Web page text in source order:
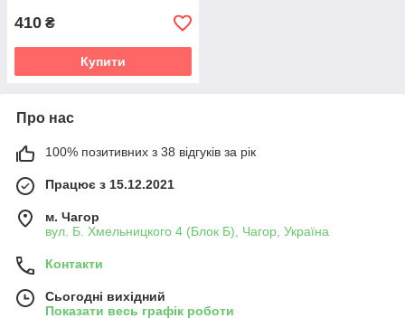
410 ₴
Купити
Про нас
100% позитивних з 38 відгуків за рік
Працює з 15.12.2021
м. Чагор
вул. Б. Хмельницкого 4 (Блок Б), Чагор, Україна
Контакти
Сьогодні вихідний
Показати весь графік роботи